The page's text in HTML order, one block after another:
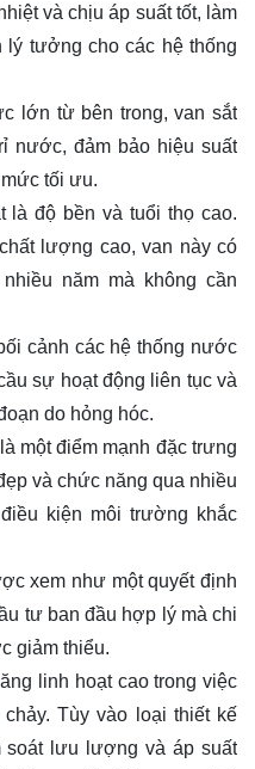
và chịu áp suất tốt, làm
lý tưởng cho các hệ thống
lớn từ bên trong, van sắt
nước, đảm bảo hiệu suất
tối ưu.
là độ bền và tuổi thọ cao.
lượng cao, van này có
năm mà không cần
cảnh các hệ thống nước
sự hoạt động liên tục và
do hỏng hóc.
một điểm mạnh đặc trưng
và chức năng qua nhiều
kiện môi trường khắc
xem như một quyết định
tư ban đầu hợp lý mà chi
giảm thiểu.
linh hoạt cao trong việc
Tùy vào loại thiết kế
soát lưu lượng và áp suất